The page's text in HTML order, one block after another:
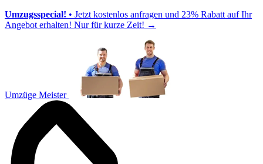
Umzugsspecial! • Jetzt kostenlos anfragen und 23% Rabatt auf Ihr
Angebot erhalten! Nur für kurze Zeit! →
Umzüge Meister